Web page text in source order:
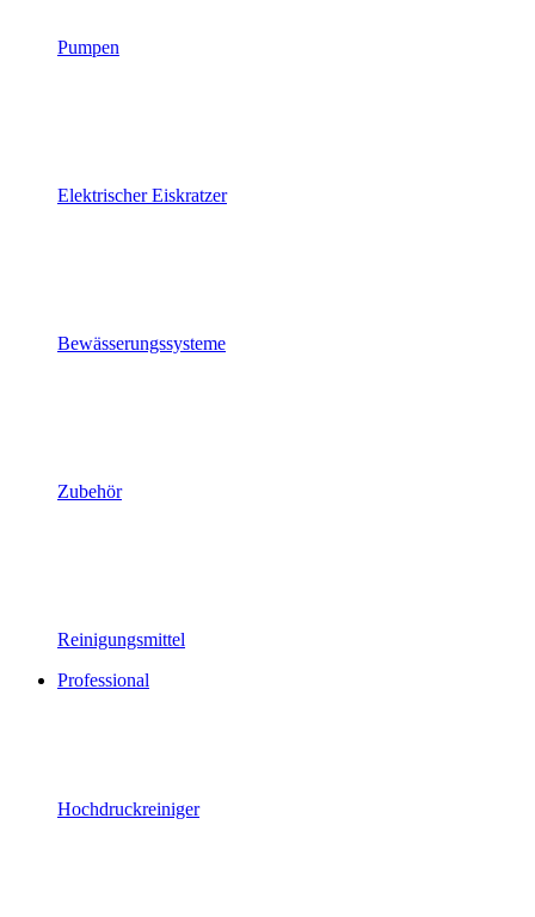
Pumpen
Elektrischer Eiskratzer
Bewässerungssysteme
Zubehör
Reinigungsmittel
Professional
Hochdruckreiniger